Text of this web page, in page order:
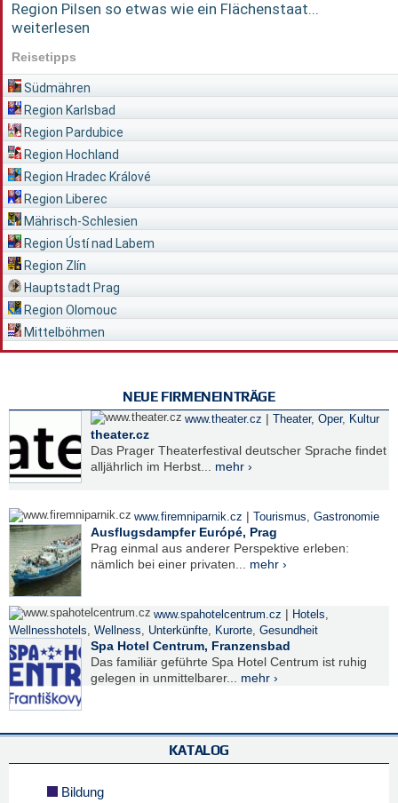
Region Pilsen so etwas wie ein Flächenstaat...
weiterlesen
Reisetipps
Südmähren
Region Karlsbad
Region Pardubice
Region Hochland
Region Hradec Králové
Region Liberec
Mährisch-Schlesien
Region Ústí nad Labem
Region Zlín
Hauptstadt Prag
Region Olomouc
Mittelböhmen
NEUE FIRMENEINTRÄGE
www.theater.cz | Theater, Oper, Kultur
theater.cz
Das Prager Theaterfestival deutscher Sprache findet
alljährlich im Herbst... mehr ›
www.firemniparnik.cz | Tourismus, Gastronomie
Ausflugsdampfer Európé, Prag
Prag einmal aus anderer Perspektive erleben:
nämlich bei einer privaten... mehr ›
www.spahotelcentrum.cz | Hotels,
Wellnesshotels, Wellness, Unterkünfte, Kurorte, Gesundheit
Spa Hotel Centrum, Franzensbad
Das familiär geführte Spa Hotel Centrum ist ruhig
gelegen in unmittelbarer... mehr ›
KATALOG
Bildung